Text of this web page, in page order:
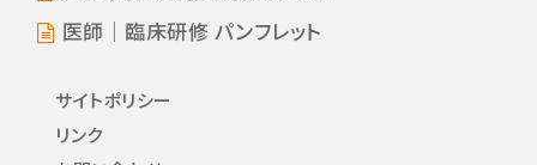
医師｜臨床研修 パンフレット
サイトポリシー
リンク